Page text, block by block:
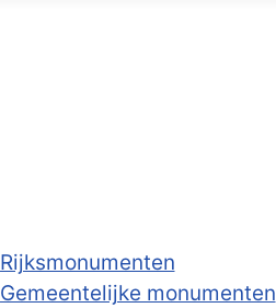
Rijksmonumenten
Gemeentelijke monumenten